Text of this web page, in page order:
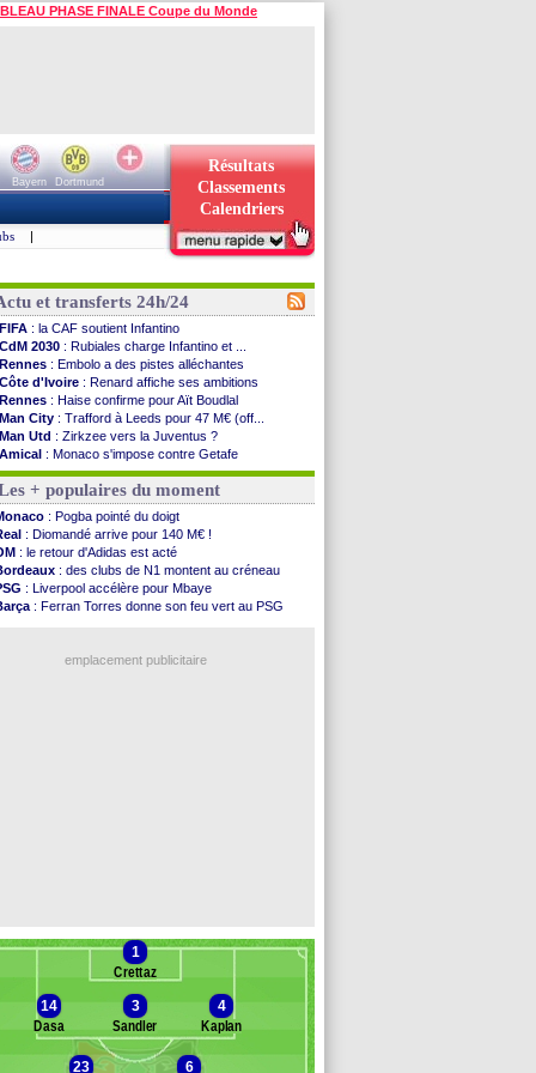
PHASE FINALE Coupe du Monde
Bayern
Dortmund
Résultats
Classements
Calendriers
|
et transferts 24h/24
FIFA : la CAF soutient Infantino
CdM 2030 : Rubiales charge Infantino et ...
Rennes : Embolo a des pistes alléchantes
Côte d'Ivoire : Renard affiche ses ambitions
Rennes : Haise confirme pour Aït Boudlal
Man City : Trafford à Leeds pour 47 M€ (off...
Man Utd : Zirkzee vers la Juventus ?
Amical : Monaco s'impose contre Getafe
Nantes: Der Zakarian et sa relation avec Kita
OM: le club prêt à libérer Kondogbia ?
Monaco: le message touchant d'Akliouche
FIFA: Tebas en remet une couche
FIFA : l'UEFA maintient la pression
PSG: Tebas encense Luis Enrique
Real: Vinicius jusqu'en 2032 (officiel)
Lyon: Mangala va rejoindre Getafe
OM: une offre refusée pour Aguerd
: Akliouche a signé (officiel)
+ populaires du moment
: Pogba pointé du doigt
: Diomandé arrive pour 140 M€ !
: le retour d'Adidas est acté
: des clubs de N1 montent au créneau
: Liverpool accélère pour Mbaye
: Ferran Torres donne son feu vert au PSG
emplacement publicitaire
1
Crettaz
14
Dasa
3
Sandler
4
Kaplan
23
6